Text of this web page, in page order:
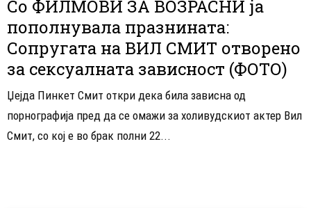
Со ФИЛМОВИ ЗА ВОЗРАСНИ ја
пополнувала празнината:
Сопругата на ВИЛ СМИТ отворено
за сексуалната зависност (ФОТО)
Џејда Пинкет Смит откри дека била зависна од
порнографија пред да се омажи за холивудскиот актер Вил
Смит, со кој е во брак полни 22...